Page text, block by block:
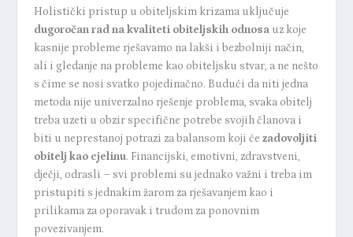
Holistički pristup u obiteljskim krizama uključuje
dugoročan rad na kvaliteti obiteljskih odnosauz koje
kasnije probleme rješavamo na lakši i bezbolniji način,
ali i gledanje na probleme kao obiteljsku stvar, a ne nešto
s čime se nosi svatko pojedinačno. Budući da niti jedna
metoda nije univerzalno rješenje problema, svaka obitelj
treba uzeti u obzir specifične potrebe svojih članova i
biti u neprestanoj potrazi za balansom koji će zadovoljiti
obitelj kao cjelinu. Financijski, emotivni, zdravstveni,
dječji, odrasli – svi problemi su jednako važni i treba im
pristupiti s jednakim žarom za rješavanjem kao i
prilikama za oporavak i trudom za ponovnim
povezivanjem.